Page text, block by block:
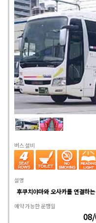
버스 설비
설명
후쿠치야마와 오사카를 연결하
예약 가능한 운행일